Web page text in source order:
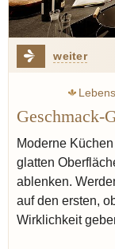
weiter
Geschmack-
Moderne
glatten
ablenken.
auf den ersten,
Wirklichkeit